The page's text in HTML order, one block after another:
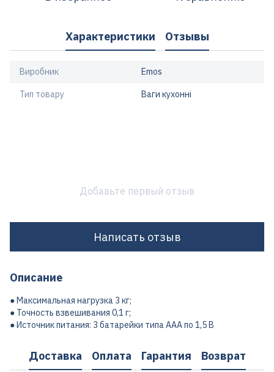
Характеристики Отзывы
Виробник Emos
Тип товару Ваги кухонні
Добавьте первый отзыв
Написать отзыв
Описание
● Максимальная нагрузка 3 кг;
● Точность взвешивания 0,1 г;
● Источник питания: 3 батарейки типа AAA по 1,5 В
Доставка Оплата Гарантия Возврат